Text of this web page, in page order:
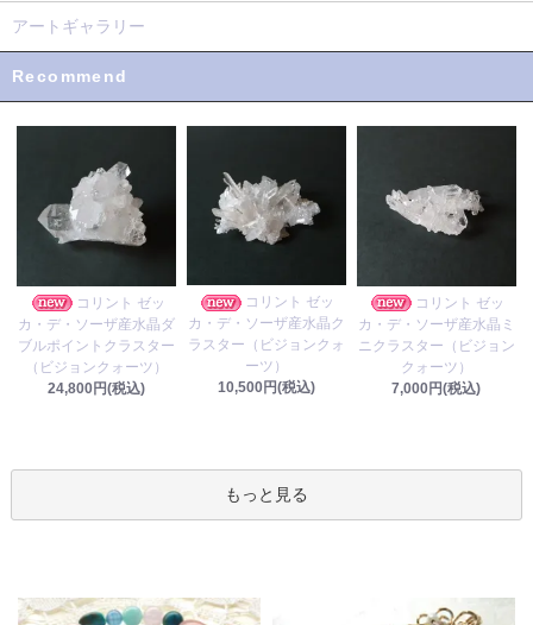
アートギャラリー
Recommend
コリント ゼッ
カ・デ・ソーザ産水晶ダ
ブルポイントクラスター
（ビジョンクォーツ）
24,800円(税込)
コリント ゼッ
カ・デ・ソーザ産水晶ク
ラスター（ビジョンクォ
ーツ）
10,500円(税込)
コリント ゼッ
カ・デ・ソーザ産水晶ミ
ニクラスター（ビジョン
クォーツ）
7,000円(税込)
もっと見る